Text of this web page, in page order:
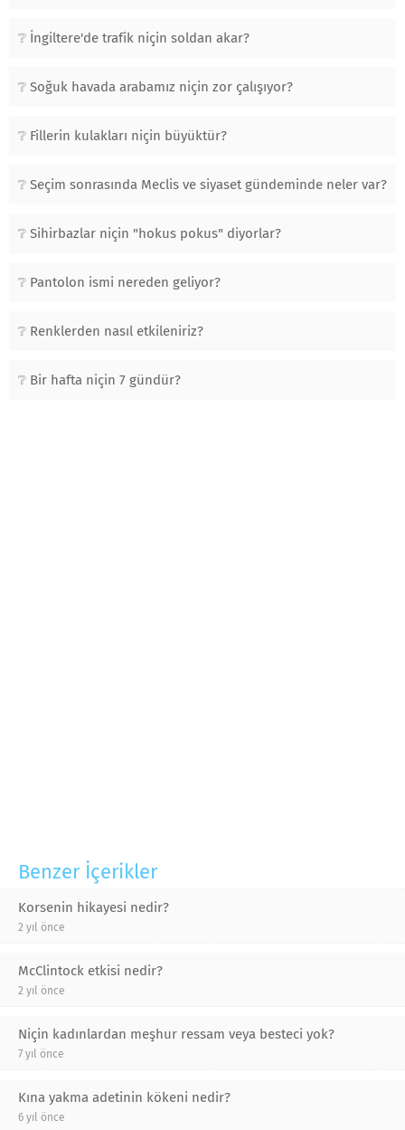
İngiltere'de trafik niçin soldan akar?
Soğuk havada arabamız niçin zor çalışıyor?
Fillerin kulakları niçin büyüktür?
Seçim sonrasında Meclis ve siyaset gündeminde neler var?
Sihirbazlar niçin "hokus pokus" diyorlar?
Pantolon ismi nereden geliyor?
Renklerden nasıl etkileniriz?
Bir hafta niçin 7 gündür?
Benzer İçerikler
Korsenin hikayesi nedir?
2 yıl önce
McClintock etkisi nedir?
2 yıl önce
Niçin kadınlardan meşhur ressam veya besteci yok?
7 yıl önce
Kına yakma adetinin kökeni nedir?
6 yıl önce